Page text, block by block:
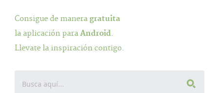
Consigue de manera gratuita
la aplicación para Android.
Llevate la inspiración contigo.